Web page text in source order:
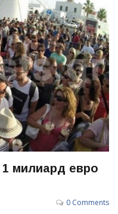
милиард евро
0 Comments